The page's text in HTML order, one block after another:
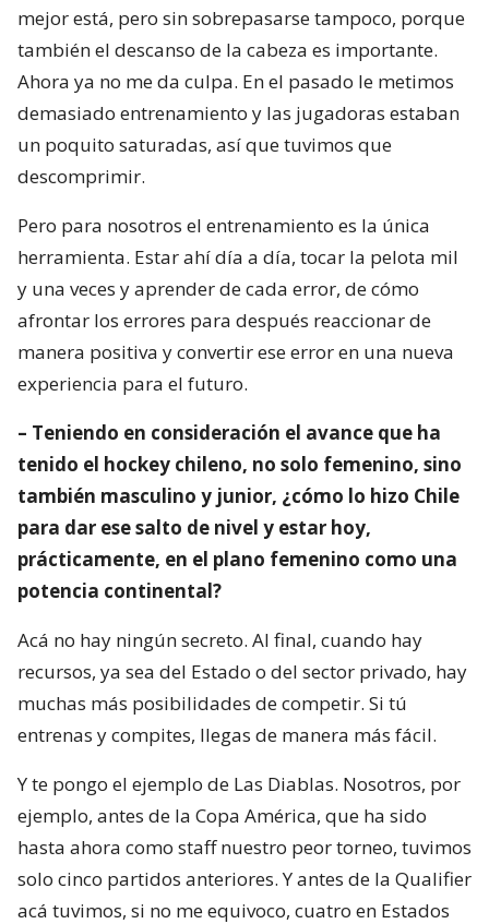
mejor está, pero sin sobrepasarse tampoco, porque
también el descanso de la cabeza es importante.
Ahora ya no me da culpa. En el pasado le metimos
demasiado entrenamiento y las jugadoras estaban
un poquito saturadas, así que tuvimos que
descomprimir.
Pero para nosotros el entrenamiento es la única
herramienta. Estar ahí día a día, tocar la pelota mil
y una veces y aprender de cada error, de cómo
afrontar los errores para después reaccionar de
manera positiva y convertir ese error en una nueva
experiencia para el futuro.
– Teniendo en consideración el avance que ha
tenido el hockey chileno, no solo femenino, sino
también masculino y junior, ¿cómo lo hizo Chile
para dar ese salto de nivel y estar hoy,
prácticamente, en el plano femenino como una
potencia continental?
Acá no hay ningún secreto. Al final, cuando hay
recursos, ya sea del Estado o del sector privado, hay
muchas más posibilidades de competir. Si tú
entrenas y compites, llegas de manera más fácil.
Y te pongo el ejemplo de Las Diablas. Nosotros, por
ejemplo, antes de la Copa América, que ha sido
hasta ahora como staff nuestro peor torneo, tuvimos
solo cinco partidos anteriores. Y antes de la Qualifier
acá tuvimos, si no me equivoco, cuatro en Estados